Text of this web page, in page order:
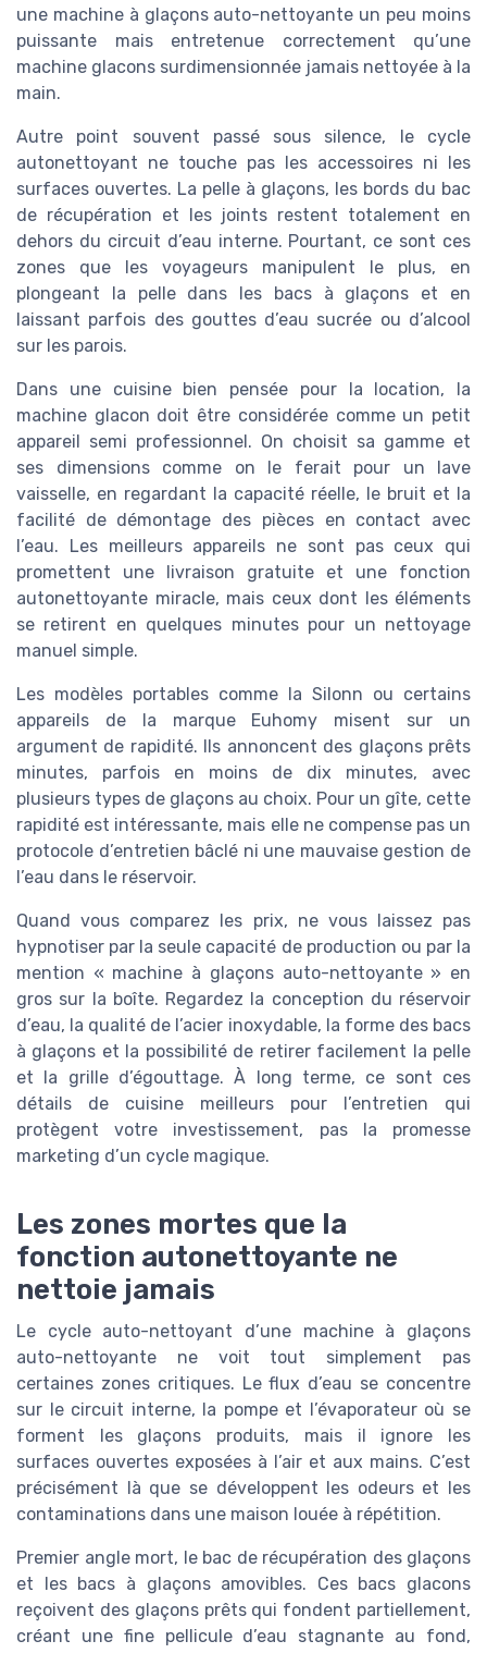
une machine à glaçons auto-nettoyante un peu moins
puissante mais entretenue correctement qu’une
machine glacons surdimensionnée jamais nettoyée à la
main.
Autre point souvent passé sous silence, le cycle
autonettoyant ne touche pas les accessoires ni les
surfaces ouvertes. La pelle à glaçons, les bords du bac
de récupération et les joints restent totalement en
dehors du circuit d’eau interne. Pourtant, ce sont ces
zones que les voyageurs manipulent le plus, en
plongeant la pelle dans les bacs à glaçons et en
laissant parfois des gouttes d’eau sucrée ou d’alcool
sur les parois.
Dans une cuisine bien pensée pour la location, la
machine glacon doit être considérée comme un petit
appareil semi professionnel. On choisit sa gamme et
ses dimensions comme on le ferait pour un lave
vaisselle, en regardant la capacité réelle, le bruit et la
facilité de démontage des pièces en contact avec
l’eau. Les meilleurs appareils ne sont pas ceux qui
promettent une livraison gratuite et une fonction
autonettoyante miracle, mais ceux dont les éléments
se retirent en quelques minutes pour un nettoyage
manuel simple.
Les modèles portables comme la Silonn ou certains
appareils de la marque Euhomy misent sur un
argument de rapidité. Ils annoncent des glaçons prêts
minutes, parfois en moins de dix minutes, avec
plusieurs types de glaçons au choix. Pour un gîte, cette
rapidité est intéressante, mais elle ne compense pas un
protocole d’entretien bâclé ni une mauvaise gestion de
l’eau dans le réservoir.
Quand vous comparez les prix, ne vous laissez pas
hypnotiser par la seule capacité de production ou par la
mention « machine à glaçons auto-nettoyante » en
gros sur la boîte. Regardez la conception du réservoir
d’eau, la qualité de l’acier inoxydable, la forme des bacs
à glaçons et la possibilité de retirer facilement la pelle
et la grille d’égouttage. À long terme, ce sont ces
détails de cuisine meilleurs pour l’entretien qui
protègent votre investissement, pas la promesse
marketing d’un cycle magique.
Les zones mortes que la
fonction autonettoyante ne
nettoie jamais
Le cycle auto-nettoyant d’une machine à glaçons
auto-nettoyante ne voit tout simplement pas
certaines zones critiques. Le flux d’eau se concentre
sur le circuit interne, la pompe et l’évaporateur où se
forment les glaçons produits, mais il ignore les
surfaces ouvertes exposées à l’air et aux mains. C’est
précisément là que se développent les odeurs et les
contaminations dans une maison louée à répétition.
Premier angle mort, le bac de récupération des glaçons
et les bacs à glaçons amovibles. Ces bacs glacons
reçoivent des glaçons prêts qui fondent partiellement,
créant une fine pellicule d’eau stagnante au fond,